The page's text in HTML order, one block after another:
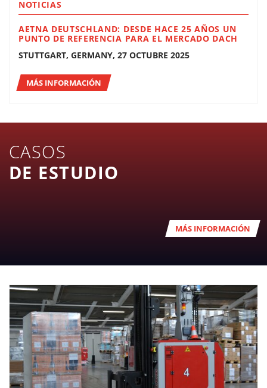
NOTICIAS
AETNA DEUTSCHLAND: DESDE HACE 25 AÑOS UN
PUNTO DE REFERENCIA PARA EL MERCADO DACH
STUTTGART, GERMANY, 27 OCTUBRE 2025
MÁS INFORMACIÓN
CASOS
DE ESTUDIO
MÁS INFORMACIÓN